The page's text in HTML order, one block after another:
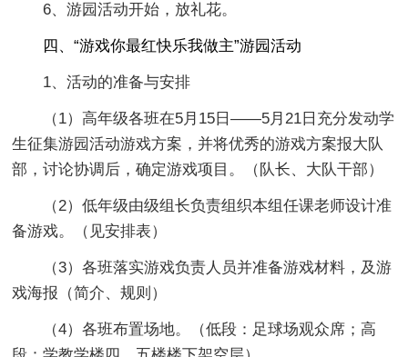
6、游园活动开始，放礼花。
四、“游戏你最红快乐我做主”游园活动
1、活动的准备与安排
（1）高年级各班在5月15日——5月21日充分发动学
生征集游园活动游戏方案，并将优秀的游戏方案报大队
部，讨论协调后，确定游戏项目。（队长、大队干部）
（2）低年级由级组长负责组织本组任课老师设计准
备游戏。（见安排表）
（3）各班落实游戏负责人员并准备游戏材料，及游
戏海报（简介、规则）
（4）各班布置场地。（低段：足球场观众席；高